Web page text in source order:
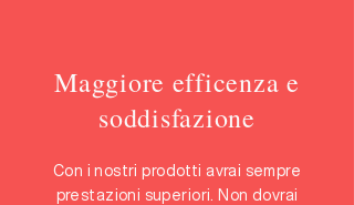
Maggiore efficenza e
soddisfazione
Con i nostri prodotti avrai sempre
prestazioni superiori. Non dovrai